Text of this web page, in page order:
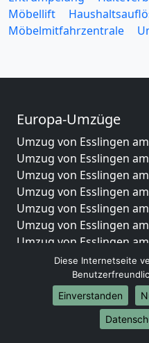
Möbellift
Möbelmitfahrzentrale
Europa-Umzüge
Umzug von Esslingen
Umzug von Esslingen
Umzug von Esslingen
Umzug von Esslingen
Umzug von Esslingen
Umzug von Esslingen
Umzug von Esslingen
und Herzegowina
Umzug von Esslingen
Umzug von Esslingen
Umzug von Esslingen
Umzug von Esslingen
Diese Internetseite
Einverstanden